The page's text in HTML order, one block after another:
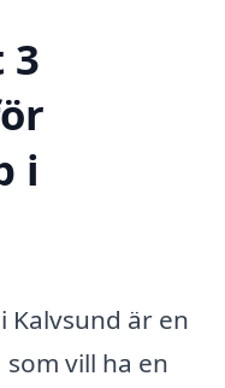
3
i
är en
vill ha en